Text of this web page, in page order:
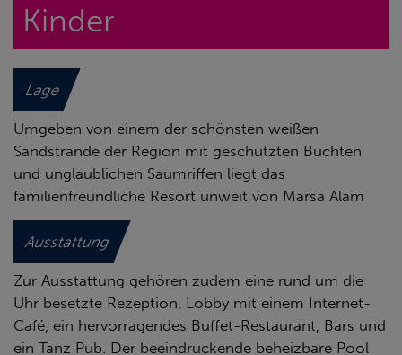
Kinder
Lage
Umgeben von einem der schönsten weißen
Sandstrände der Region mit geschützten Buchten
und unglaublichen Saumriffen liegt das
familienfreundliche Resort unweit von Marsa Alam
Ausstattung
Zur Ausstattung gehören zudem eine rund um die
Uhr besetzte Rezeption, Lobby mit einem Internet-
Café, ein hervorragendes Buffet-Restaurant, Bars und
ein Tanz Pub. Der beeindruckende beheizbare Pool